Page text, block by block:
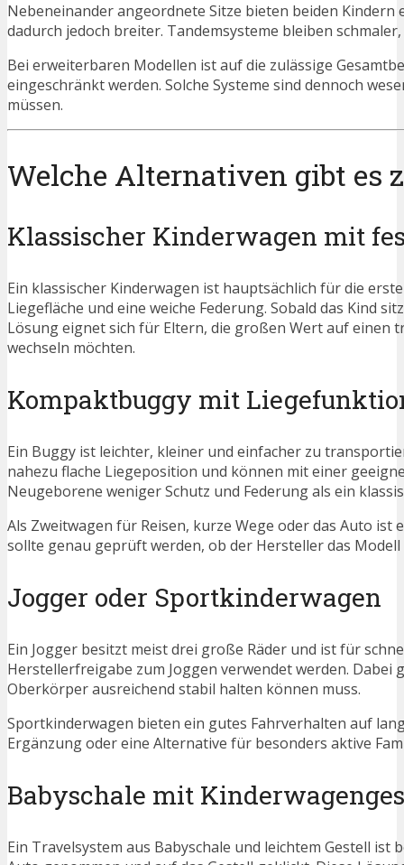
Nebeneinander angeordnete Sitze bieten beiden
dadurch jedoch breiter. Tandemsysteme bleiben
Bei erweiterbaren Modellen ist auf die zulässige
eingeschränkt werden. Solche Systeme sind dennoch
müssen.
Welche Alternativen gibt es
Klassischer Kinderwagen mit
Ein klassischer Kinderwagen ist hauptsächlich für die
Liegefläche und eine weiche Federung. Sobald das Kind
Lösung eignet sich für Eltern, die großen Wert auf einen
wechseln möchten.
Kompaktbuggy mit
Ein Buggy ist leichter, kleiner und einfacher zu
nahezu flache Liegeposition und können mit einer
Neugeborene weniger Schutz und Federung als ein
Als Zweitwagen für Reisen, kurze Wege oder das Auto
sollte genau geprüft werden, ob der Hersteller das
Jogger oder Sportkinderwagen
Ein Jogger besitzt meist drei große Räder und ist für
Herstellerfreigabe zum Joggen verwendet werden.
Oberkörper ausreichend stabil halten können muss.
Sportkinderwagen bieten ein gutes Fahrverhalten auf
Ergänzung oder eine Alternative für besonders aktive
Babyschale mit
Ein Travelsystem aus Babyschale und leichtem Gestell